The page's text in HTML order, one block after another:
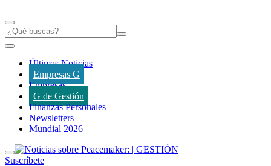
Últimas Noticias
Empresas G
Empresas
G de Gestión
Finanzas Personales
Newsletters
Mundial 2026
Suscríbete